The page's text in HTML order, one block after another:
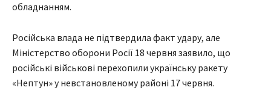
обладнанням.
Російська влада не підтвердила факт удару, але
Міністерство оборони Росії 18 червня заявило, що
російські військові перехопили українську ракету
«Нептун» у невстановленому районі 17 червня.